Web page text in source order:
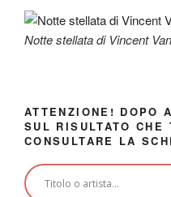
Notte stellata di Vincent
ATTENZIONE! DOPO
SUL RISULTATO CHE
CONSULTARE LA